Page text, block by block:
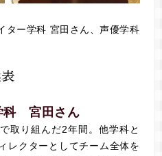
ター学科 宮田さん、声優学科
科 宮田さん
取り組んだ2年間。他学科と
レクターとしてチーム全体を